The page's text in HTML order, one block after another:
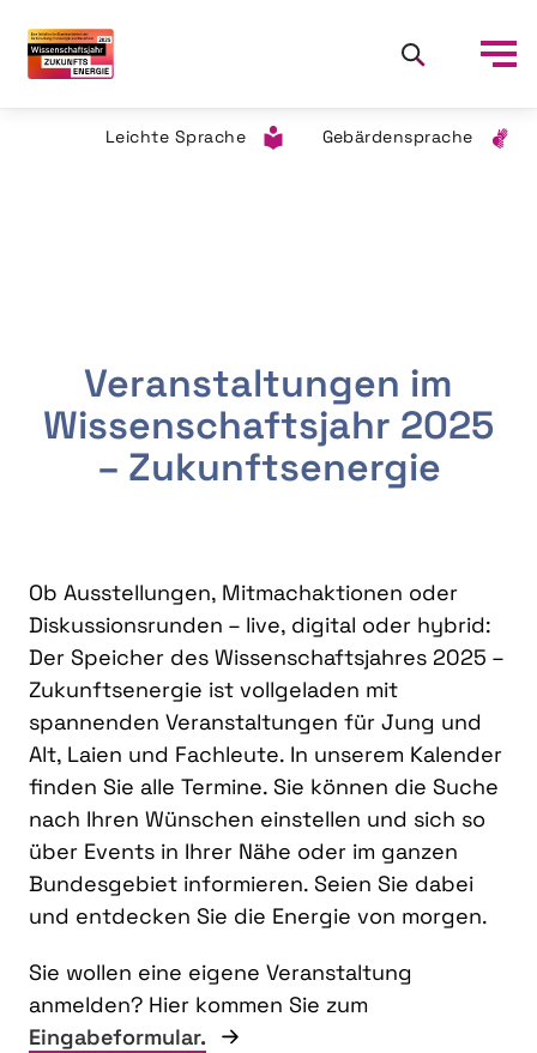
Leichte Sprache Gebärdensprache
Veranstaltungen im
Wissenschaftsjahr 2025
– Zukunftsenergie
Ob Ausstellungen, Mitmachaktionen oder
Diskussionsrunden – live, digital oder hybrid:
Der Speicher des Wissenschaftsjahres 2025 –
Zukunftsenergie ist vollgeladen mit
spannenden Veranstaltungen für Jung und
Alt, Laien und Fachleute. In unserem Kalender
finden Sie alle Termine. Sie können die Suche
nach Ihren Wünschen einstellen und sich so
über Events in Ihrer Nähe oder im ganzen
Bundesgebiet informieren. Seien Sie dabei
und entdecken Sie die Energie von morgen.
Sie wollen eine eigene Veranstaltung
anmelden? Hier kommen Sie zum
Eingabeformular.